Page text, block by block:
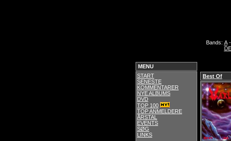
Bands: A-
MENU
START
SENESTE
KOMMENTARER
NYE ALBUMS
DVD
TOP 100
TOP ANMELDERE
ÅRSTAL
EVENTS
SØG
LINKS
Best Of